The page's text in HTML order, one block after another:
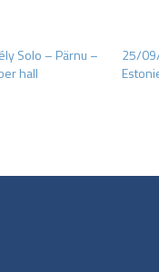
Solo – Pärnu –
hall
25/